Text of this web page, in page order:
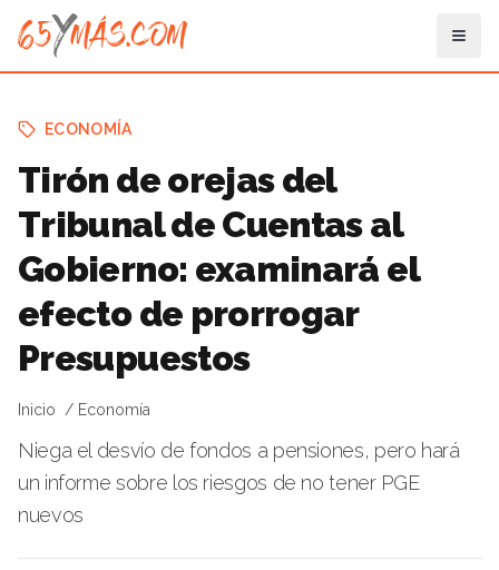
ECONOMÍA
Tirón de orejas del
Tribunal de Cuentas al
Gobierno: examinará el
efecto de prorrogar
Presupuestos
Inicio Economía
Niega el desvío de fondos a pensiones, pero hará
un informe sobre los riesgos de no tener PGE
nuevos